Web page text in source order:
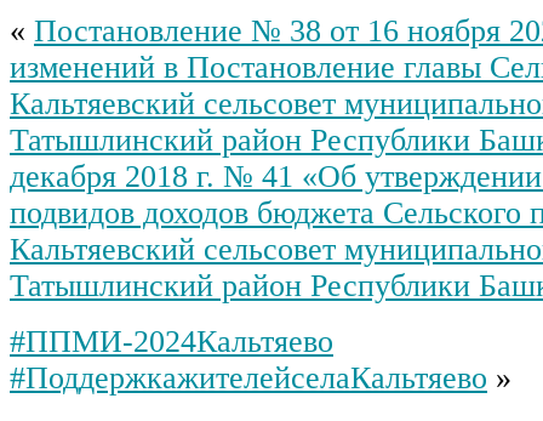
« Постановление № 38 от 16 ноября
изменений в Постановление главы
Кальтяевский сельсовет
Татышлинский район Республики
декабря 2018 г. № 41 «Об
подвидов доходов бюджета Сельского
Кальтяевский сельсовет
Татышлинский район Республики
#ППМИ-2024Кальтяево
#ПоддержкажителейселаКальтяево »